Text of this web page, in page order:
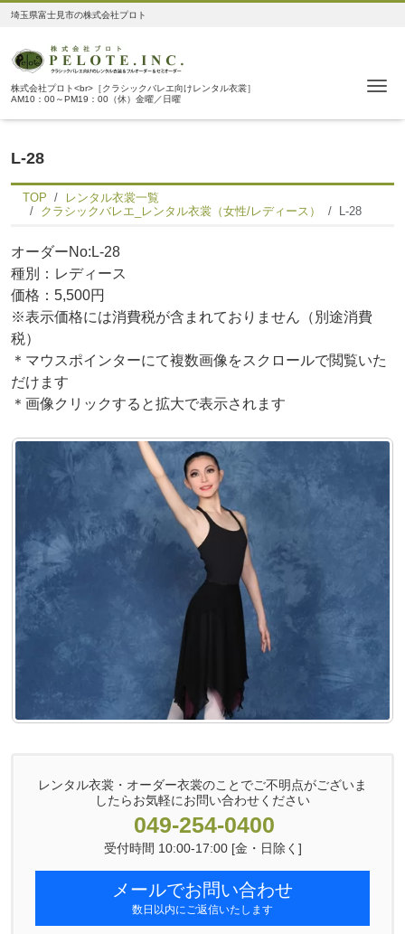
埼玉県富士見市の株式会社プロト
株式会社プロト<br>［クラシックバレエ向けレンタル衣裳］
AM10：00～PM19：00（休）金曜／日曜
L-28
TOP
レンタル衣裳一覧
クラシックバレエ_レンタル衣裳（女性/レディース）
L-28
オーダーNo:L-28
種別：レディース
価格：5,500円
※表示価格には消費税が含まれておりません（別途消費
税）
＊マウスポインターにて複数画像をスクロールで閲覧いた
だけます
＊画像クリックすると拡大で表示されます
レンタル衣裳・オーダー衣裳のことでご不明点がございま
したらお気軽にお問い合わせください
049-254-0400
受付時間 10:00-17:00 [金・日除く]
メールでお問い合わせ
数日以内にご返信いたします